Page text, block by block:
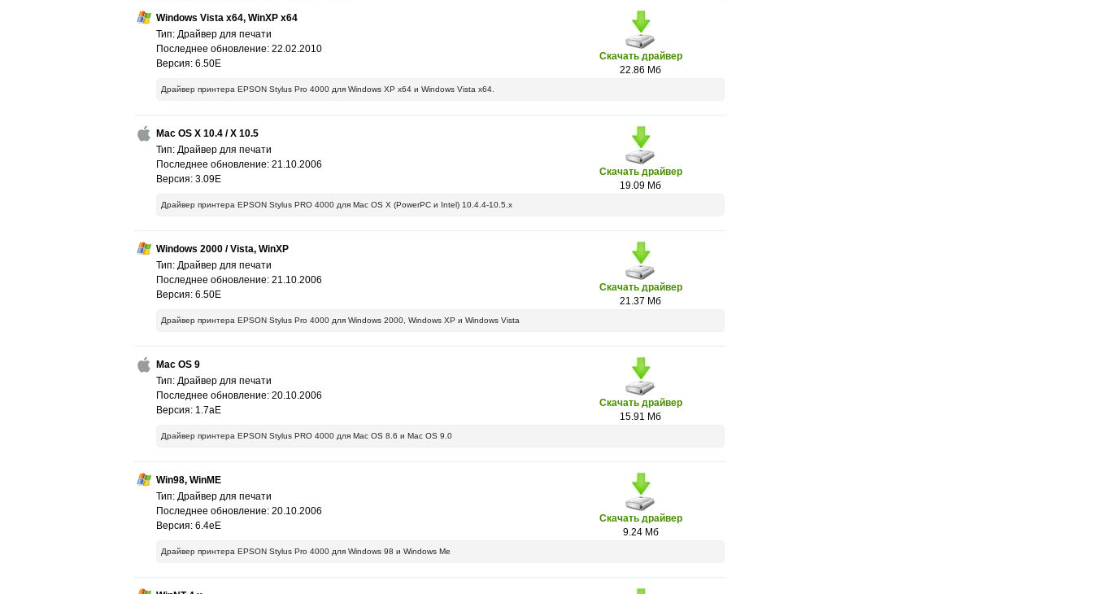
Скачать драйвер
22.86 Мб
Windows Vista x64, WinXP x64
Тип: Драйвер для печати
Последнее обновление: 22.02.2010
Версия: 6.50E
Драйвер принтера EPSON Stylus Pro 4000 для Windows XP x64 и Windows Vista x64.
Скачать драйвер
19.09 Мб
Mac OS X 10.4 / X 10.5
Тип: Драйвер для печати
Последнее обновление: 21.10.2006
Версия: 3.09E
Драйвер принтера EPSON Stylus PRO 4000 для Mac OS X (PowerPC и Intel) 10.4.4-10.5.х
Скачать драйвер
21.37 Мб
Windows 2000 / Vista, WinXP
Тип: Драйвер для печати
Последнее обновление: 21.10.2006
Версия: 6.50E
Драйвер принтера EPSON Stylus Pro 4000 для Windows 2000, Windows XP и Windows Vista
Скачать драйвер
15.91 Мб
Mac OS 9
Тип: Драйвер для печати
Последнее обновление: 20.10.2006
Версия: 1.7aE
Драйвер принтера EPSON Stylus PRO 4000 для Mac OS 8.6 и Mac OS 9.0
Скачать драйвер
9.24 Мб
Win98, WinME
Тип: Драйвер для печати
Последнее обновление: 20.10.2006
Версия: 6.4eE
Драйвер принтера EPSON Stylus Pro 4000 для Windows 98 и Windows Me